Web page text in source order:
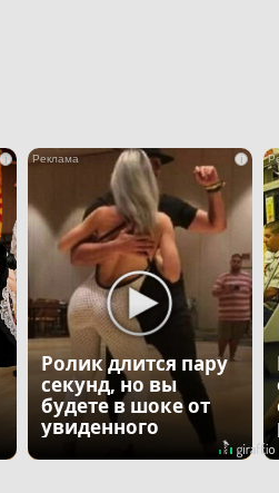
i i
Ролик длится пару
секунд, но вы
будете в шоке от
увиденного